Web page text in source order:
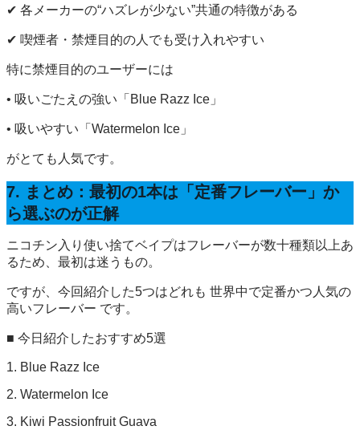
✔ 各メーカーの“ハズレが少ない”共通の特徴がある
✔ 喫煙者・禁煙目的の人でも受け入れやすい
特に禁煙目的のユーザーには
• 吸いごたえの強い「Blue Razz Ice」
• 吸いやすい「Watermelon Ice」
がとても人気です。
7. まとめ：最初の1本は「定番フレーバー」か
ら選ぶのが正解
ニコチン入り使い捨てベイプはフレーバーが数十種類以上あ
るため、最初は迷うもの。
ですが、今回紹介した5つはどれも 世界中で定番かつ人気の
高いフレーバー です。
■ 今日紹介したおすすめ5選
1. Blue Razz Ice
2. Watermelon Ice
3. Kiwi Passionfruit Guava